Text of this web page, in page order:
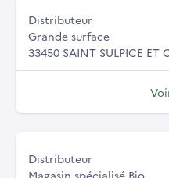
Distributeur
Grande surface
33450 SAINT SULPICE ET
Distributeur